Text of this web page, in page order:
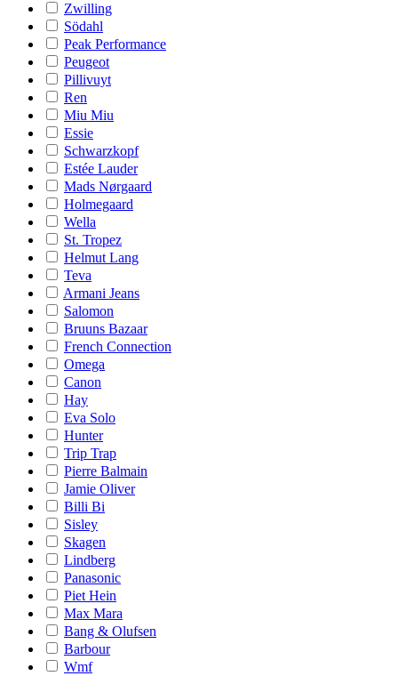
Zwilling
Södahl
Peak Performance
Peugeot
Pillivuyt
Ren
Miu Miu
Essie
Schwarzkopf
Estée Lauder
Mads Nørgaard
Holmegaard
Wella
St. Tropez
Helmut Lang
Teva
Armani Jeans
Salomon
Bruuns Bazaar
French Connection
Omega
Canon
Hay
Eva Solo
Hunter
Trip Trap
Pierre Balmain
Jamie Oliver
Billi Bi
Sisley
Skagen
Lindberg
Panasonic
Piet Hein
Max Mara
Bang & Olufsen
Barbour
Wmf